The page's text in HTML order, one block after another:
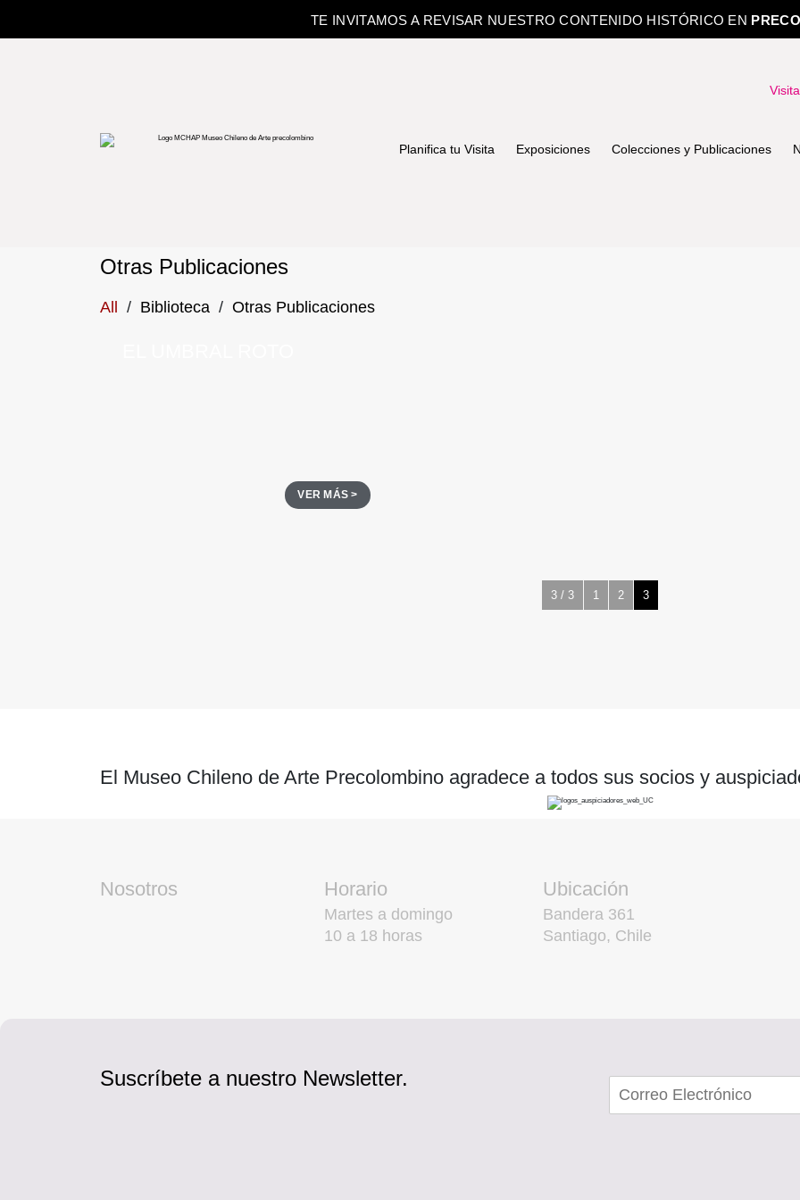
TE INVITAMOS A REVISAR NUESTRO CONTENIDO HISTÓRICO EN
Planifica tu Visita Exposiciones Colecciones y Publicaciones
Otras Publicaciones
All / Biblioteca / Otras Publicaciones
VER MÁS >
3 / 3 1 2 3
El Museo Chileno de Arte Precolombino agradece a todos sus socios y
Nosotros Horario
Martes a domingo
10 a 18 horas
Ubicación
Bandera 361
Santiago, Chile
Suscríbete a nuestro Newsletter.